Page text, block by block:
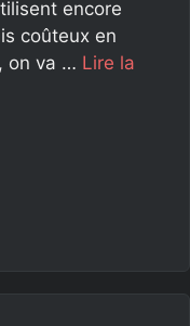
encore
coûteux en
on va … Lire la